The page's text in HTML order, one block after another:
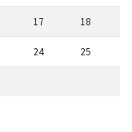
17 18
24 25